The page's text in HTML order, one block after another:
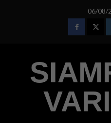
06/08/
Facebook